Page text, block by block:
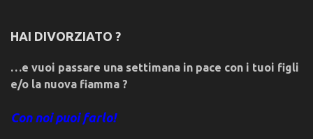
HAI DIVORZIATO ?
…e vuoi passare una settimana in pace con i tuoi figli
e/o la nuova fiamma ?
Con noi puoi farlo!